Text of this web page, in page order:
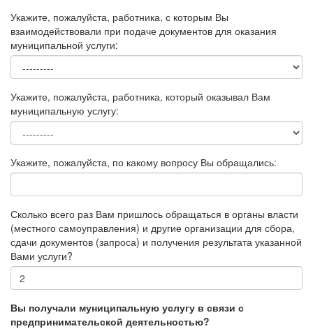
Укажите, пожалуйста, работника, с которым Вы
взаимодействовали при подаче документов для оказания
муниципальной услуги:
Укажите, пожалуйста, работника, который оказывал Вам
муниципальную услугу:
Укажите, пожалуйста, по какому вопросу Вы обращались:
Сколько всего раз Вам пришлось обращаться в органы власти
(местного самоуправления) и другие организации для сбора,
сдачи документов (запроса) и получения результата указанной
Вами услуги?
Вы получали муниципальную услугу в связи с
предпринимательской деятельностью?